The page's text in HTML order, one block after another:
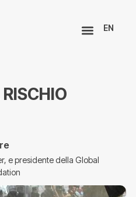
EN
e presidente della Global